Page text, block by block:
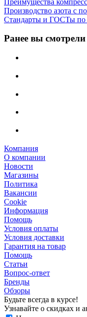
Производство азота с
Стандарты и ГОСТы по
Ранее вы смотрели
Компания
О компании
Новости
Магазины
Политика
Вакансии
Сookie
Информация
Помощь
Условия оплаты
Условия доставки
Гарантия на товар
Помощь
Статьи
Вопрос-ответ
Бренды
Обзоры
Будьте всегда в курсе!
Узнавайте о скидках и